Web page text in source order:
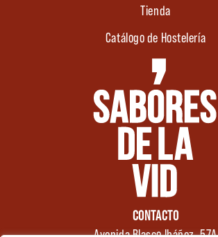
Tienda
Catálogo de Hostelería
CONTACTO
Avenida Blasco Ibáñez, 57A